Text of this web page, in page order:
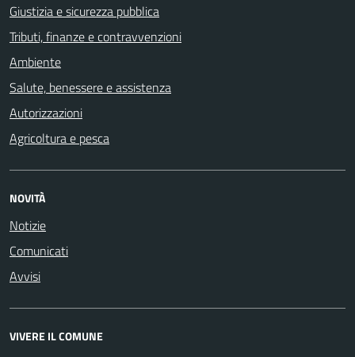
Giustizia e sicurezza pubblica
Tributi, finanze e contravvenzioni
Ambiente
Salute, benessere e assistenza
Autorizzazioni
Agricoltura e pesca
NOVITÀ
Notizie
Comunicati
Avvisi
VIVERE IL COMUNE